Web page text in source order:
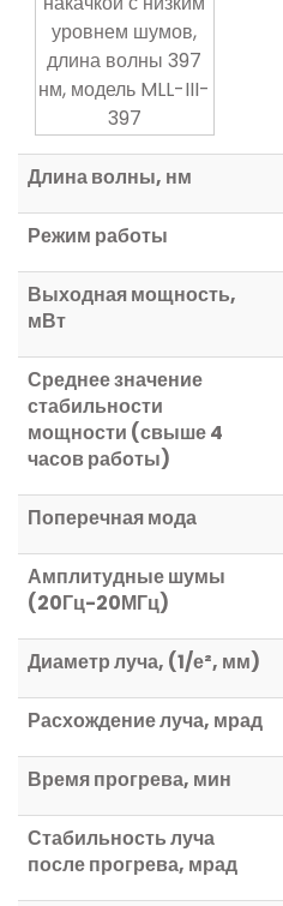
Длина волны, нм
Режим работы
Выходная мощность,
мВт
Среднее значение
стабильности
мощности (свыше 4
часов работы)
Поперечная мода
Амплитудные шумы
(20Гц-20МГц)
Диаметр луча, (1/е², мм)
Расхождение луча, мрад
Время прогрева, мин
Стабильность луча
после прогрева, мрад